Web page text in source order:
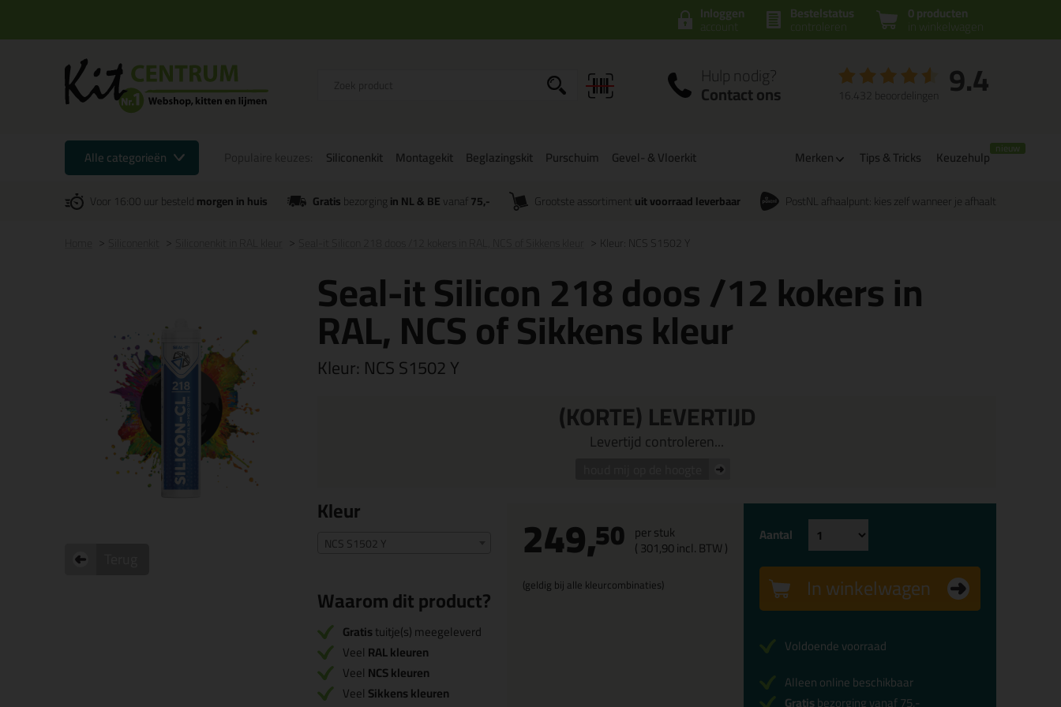
0 producten
in winkelwagen
Bestelstatus
controleren
Inloggen
account
Hulp nodig?
Contact ons 9.4
16.432 beoordelingen
Alle categorieën Siliconenkit Montagekit Beglazingskit Purschuim Gevel- & Vloerkit Merken Tips & Tricks Keuzehulp
Voor 16:00 uur besteldmorgen in huis Gratisbezorgingin NL & BEvanaf 75,- Grootste assortiment uit voorraad leverbaar PostNL afhaalpunt: kies zelf wanneer je afhaalt
Kleur: NCS S1502 Y
Seal-it Silicon 218 doos /12 kokers in
RAL, NCS of Sikkens kleur
Kleur: NCS S1502 Y
(KORTE) LEVERTIJD
Levertijd controleren...
Kleur
NCS S1502 Y
Waarom dit product?
Gratistuitje(s) meegeleverd
Veel RAL kleuren
Veel NCS kleuren
Veel Sikkens kleuren
249,50 per stuk
(301,90incl. BTW )
(geldig bij alle kleurcombinaties)
Aantal
In winkelwagen
Voldoende voorraad
Alleen online beschikbaar